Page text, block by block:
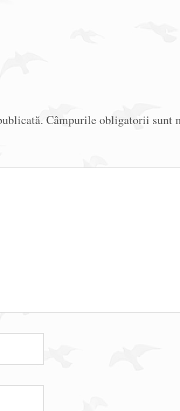
Câmpurile obligatorii sunt